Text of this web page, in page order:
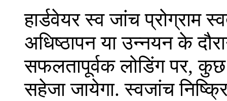
हार्डवेयर स्व जांच प्रोग्राम
अधिष्ठापन या उन्नयन के
सफलतापूर्वक लोडिंग पर,
सहेजा जायेगा. स्वजांच